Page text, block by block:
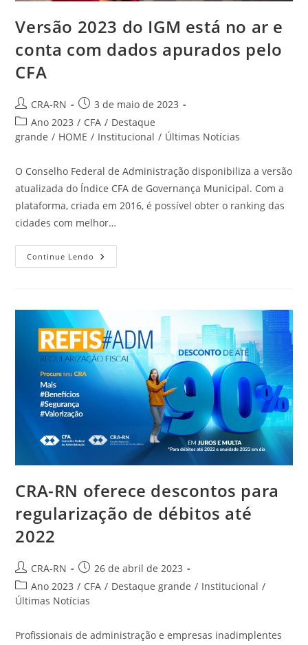
Versão 2023 do IGM está no ar e
conta com dados apurados pelo
CFA
Autor
do
post:
CRA-RN
Post
publicado:
3 de maio de 2023
Categoria
do
Ano 2023 / CFA / Destaque
grande / HOME / Institucional / Últimas Notícias
O Conselho Federal de Administração disponibiliza a versão
atualizada do Índice CFA de Governança Municipal. Com a
plataforma, criada em 2016, é possível obter o ranking das
cidades com melhor…
Continue Lendo Versão
2023
Ar
Conta
Com
Dados
Apurados
Pelo
CFA
CRA-RN oferece descontos para
regularização de débitos até
2022
Autor
do
post:
CRA-RN
Post
publicado:
26 de abril de 2023
Categoria
do
Ano 2023 / CFA / Destaque grande / Institucional /
Últimas Notícias
Profissionais de administração e empresas inadimplentes